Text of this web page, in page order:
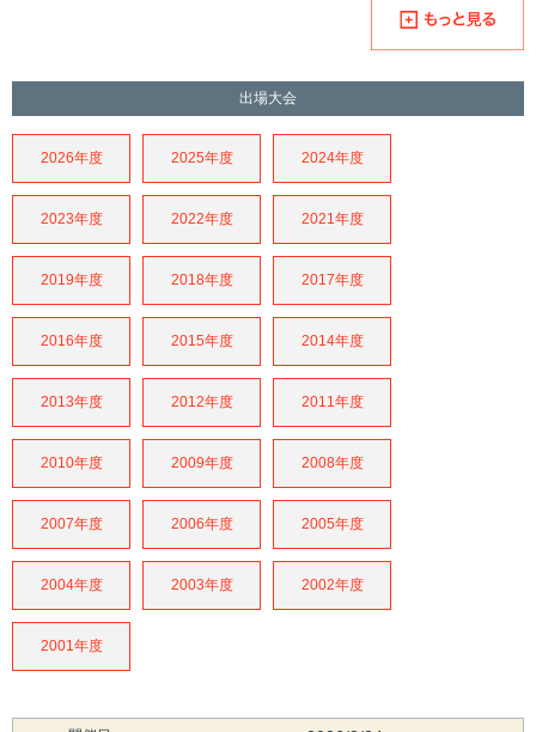
出場大会
2026年度 2025年度 2024年度
2023年度 2022年度 2021年度
2019年度 2018年度 2017年度
2016年度 2015年度 2014年度
2013年度 2012年度 2011年度
2010年度 2009年度 2008年度
2007年度 2006年度 2005年度
2004年度 2003年度 2002年度
2001年度